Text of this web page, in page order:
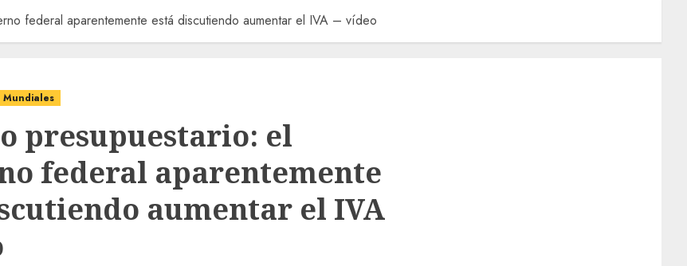
federal aparentemente está discutiendo aumentar el IVA – vídeo
Mundiales
presupuestario: el
federal aparentemente
aumentar el IVA